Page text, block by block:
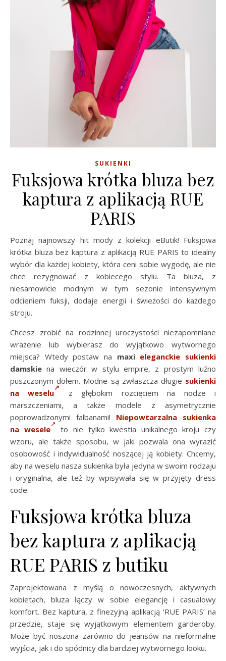
SUKIENKI
Fuksjowa krótka bluza bez
kaptura z aplikacją RUE
PARIS
Poznaj najnowszy hit mody z kolekcji eButik! Fuksjowa
krótka bluza bez kaptura z aplikacją RUE PARIS to idealny
wybór dla każdej kobiety, która ceni sobie wygodę, ale nie
chce rezygnować z kobiecego stylu. Ta bluza, z
niesamowicie modnym w tym sezonie intensywnym
odcieniem fuksji, dodaje energii i świeżości do każdego
stroju.
Chcesz zrobić na rodzinnej uroczystości niezapomniane
wrażenie lub wybierasz do wyjątkowo wytwornego
miejsca? Wtedy postaw na maxi eleganckie sukienki
damskie na wieczór w stylu empire, z prostym luźno
puszczonym dołem. Modne są zwłaszcza długie sukienki
na weselu
z głębokim rozcięciem na nodze i
marszczeniami, a także modele z asymetrycznie
poprowadzonymi falbanami! Niepowtarzalna sukienka
na wesele
to nie tylko kwestia unikalnego kroju czy
wzoru, ale także sposobu, w jaki pozwala ona wyrazić
osobowość i indywidualność noszącej ją kobiety. Chcemy,
aby na weselu nasza sukienka była jedyna w swoim rodzaju
i oryginalna, ale też by wpisywała się w przyjęty dress
code.
Fuksjowa krótka bluza
bez kaptura z aplikacją
RUE PARIS z butiku
Zaprojektowana z myślą o nowoczesnych, aktywnych
kobietach, bluza łączy w sobie elegancję i casualowy
komfort. Bez kaptura, z finezyjną aplikacją 'RUE PARIS’ na
przedzie, staje się wyjątkowym elementem garderoby.
Może być noszona zarówno do jeansów na nieformalne
wyjścia, jak i do spódnicy dla bardziej wytwornego looku.